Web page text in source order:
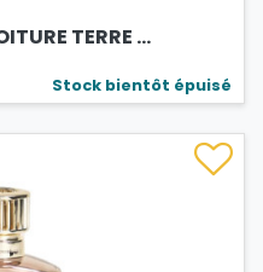
TERRE ...
Stock bientôt épuisé